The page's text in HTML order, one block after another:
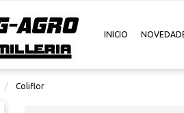
INICIO
Coliflor